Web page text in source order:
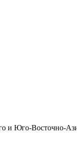
и Юго-Восточно-